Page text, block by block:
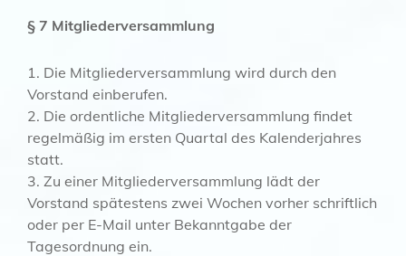
§ 7 Mitgliederversammlung
1. Die Mitgliederversammlung wird durch den
Vorstand einberufen.
2. Die ordentliche Mitgliederversammlung findet
regelmäßig im ersten Quartal des Kalenderjahres
statt.
3. Zu einer Mitgliederversammlung lädt der
Vorstand spätestens zwei Wochen vorher schriftlich
oder per E-Mail unter Bekanntgabe der
Tagesordnung ein.